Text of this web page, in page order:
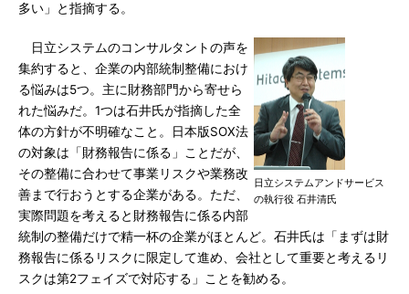
多い」と指摘する。
日立システムアンドサービス
の執行役 石井清氏
日立システムのコンサルタントの声を
集約すると、企業の内部統制整備におけ
る悩みは5つ。主に財務部門から寄せら
れた悩みだ。1つは石井氏が指摘した全
体の方針が不明確なこと。日本版SOX法
の対象は「財務報告に係る」ことだが、
その整備に合わせて事業リスクや業務改
善まで行おうとする企業がある。ただ、
実際問題を考えると財務報告に係る内部
統制の整備だけで精一杯の企業がほとんど。石井氏は「まずは財
務報告に係るリスクに限定して進め、会社として重要と考えるリ
スクは第2フェイズで対応する」ことを勧める。